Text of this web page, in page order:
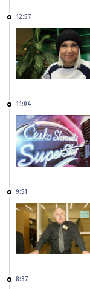
12:57
11:04
9:51
8:37